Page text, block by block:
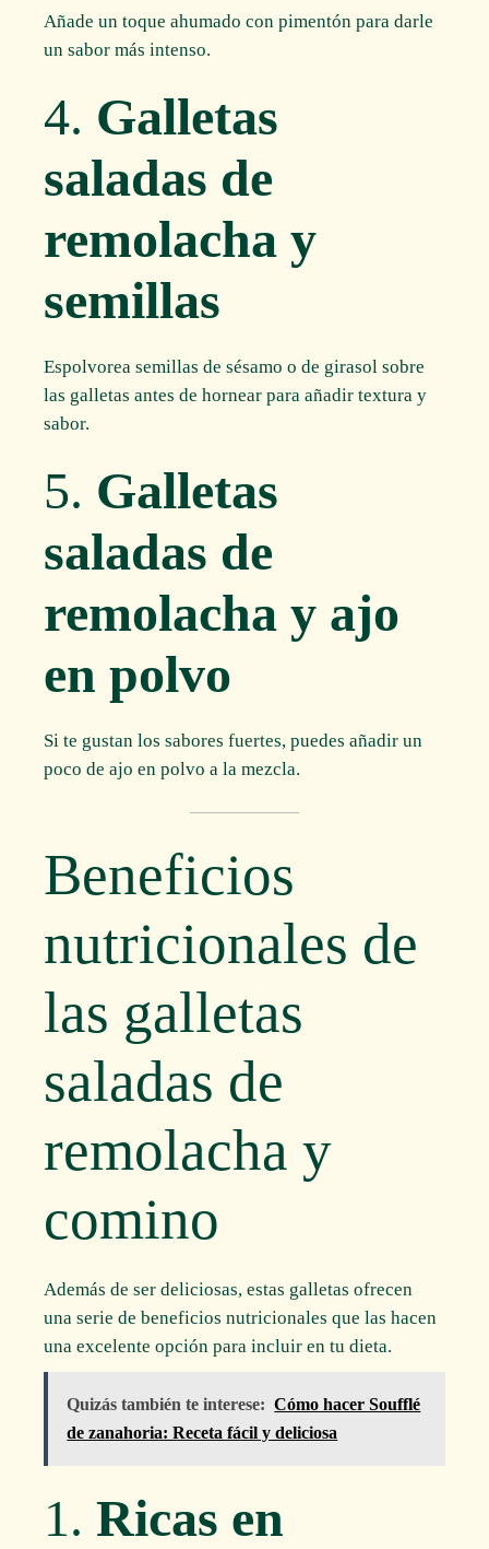
Añade un toque ahumado con pimentón para darle
un sabor más intenso.
4. Galletas
saladas de
remolacha y
semillas
Espolvorea semillas de sésamo o de girasol sobre
las galletas antes de hornear para añadir textura y
sabor.
5. Galletas
saladas de
remolacha y ajo
en polvo
Si te gustan los sabores fuertes, puedes añadir un
poco de ajo en polvo a la mezcla.
Beneficios
nutricionales de
las galletas
saladas de
remolacha y
comino
Además de ser deliciosas, estas galletas ofrecen
una serie de beneficios nutricionales que las hacen
una excelente opción para incluir en tu dieta.
Quizás también te interese: Cómo hacer Soufflé
de zanahoria: Receta fácil y deliciosa
1.Ricas en